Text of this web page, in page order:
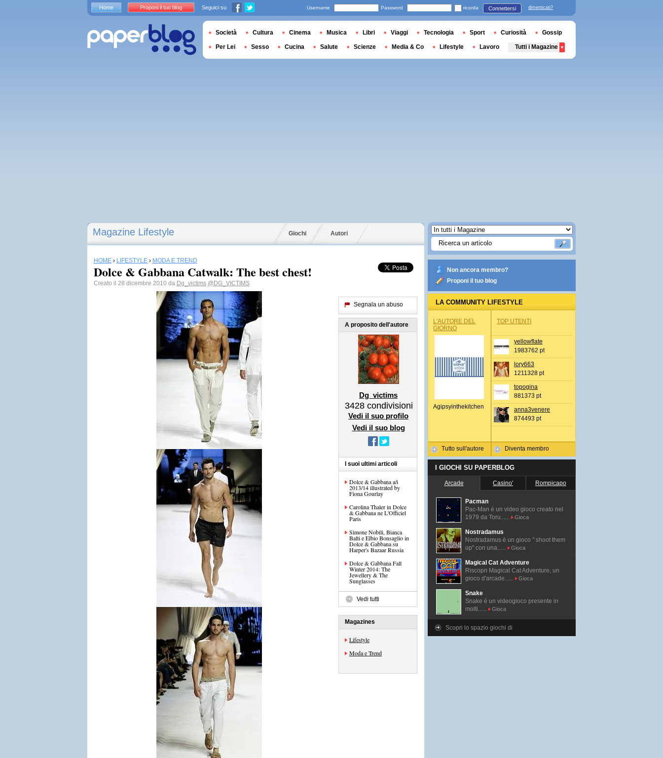
Magazine Lifestyle Giochi Autori
HOME › LIFESTYLE › MODA E TREND
Dolce & Gabbana Catwalk: The best chest!
Creato il 28 dicembre 2010 da Dg_victims @DG_VICTIMS
Segnala un abuso
A proposito dell'autore
Dg_victims
3428 condivisioni
Vedi il suo profilo
Vedi il suo blog
I suoi ultimi articoli
Dolce & Gabbana a/i
2013/14 illustrated by
Fiona Gourlay
Carolina Thaler in Dolce
& Gabbana ne L'Officiel
Paris
Simone Nobili, Bianca
Balti e Elbio Bonsaglio in
Dolce & Gabbana su
Harper's Bazaar Russia
Dolce & Gabbana Fall
Winter 2014: The
Jewellery & The
Sunglasses
Vedi tutti
Magazines
Lifestyle
Moda e Trend
Non ancora membro?
Proponi il tuo blog
LA COMMUNITY LIFESTYLE
L'AUTORE DEL
GIORNO
Agipsyinthekitchen
Tutto sull'autore
TOP UTENTI
yellowflate
1983762 pt
lory663
1211328 pt
topogina
881373 pt
anna3venere
874493 pt
Diventa membro
I GIOCHI SU PAPERBLOG
Arcade Casino' Rompicapo
Pacman
Pac-Man é un video gioco creato nel
1979 da Toru......
Gioca
Nostradamus
Nostradamus è un gioco " shoot them
up" con una......
Gioca
Magical Cat Adventure
Riscopri Magical Cat Adventure, un
gioco d'arcade......
Gioca
Snake
Snake è un videogioco presente in
molti......
Gioca
Scopri lo spazio giochi di
Home Proponi il tuo blog Seguici su Username Password ricorda Connettersi dimenticati?
Società Cultura Cinema Musica Libri Viaggi Tecnologia Sport Curiosità Gossip
Per Lei Sesso Cucina Salute Scienze Media & Co Lifestyle Lavoro Tutti i Magazine